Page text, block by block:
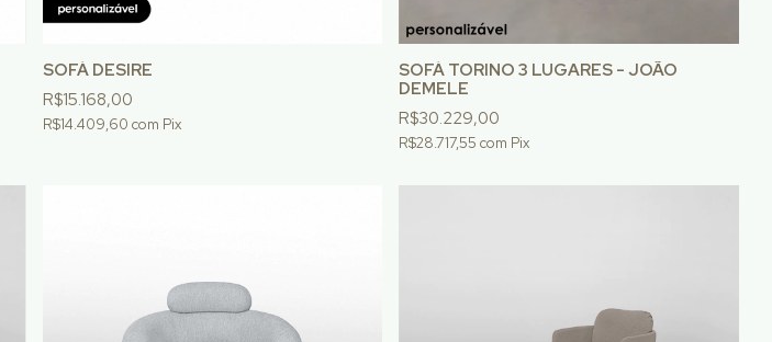
SOFÁ DESIRE
R$15.168,00
R$14.409,60 com Pix
SOFÁ TORINO 3 LUGARES - JOÃO
DEMELE
R$30.229,00
R$28.717,55com Pix